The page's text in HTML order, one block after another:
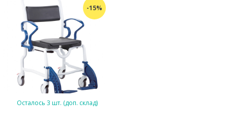
-15%
Осталось 3 шт. (доп. склад)